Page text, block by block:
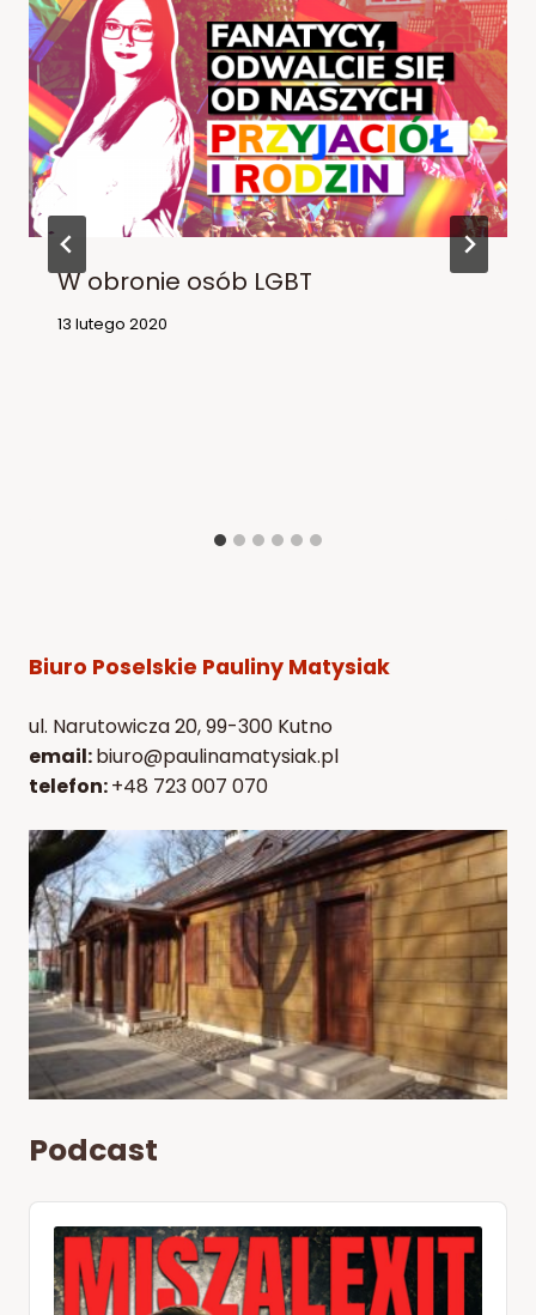
W obronie osób LGBT
13 lutego 2020
Biuro Poselskie Pauliny Matysiak
ul. Narutowicza 20, 99-300 Kutno
email:biuro@paulinamatysiak.pl
telefon:+48 723 007 070
Podcast
Audio
Player